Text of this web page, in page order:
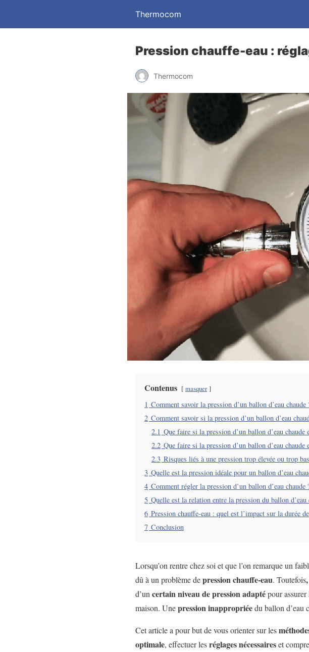
Thermocom
Pression chauffe-eau :
Thermocom
Contenus masquer
1 Comment savoir la pression d’un ballon d’eau chaude
2 Comment savoir si la pression d’un ballon d’eau
2.1 Que faire si la pression d’un ballon d’eau chaude
2.2 Que faire si la pression d’un ballon d’eau chaude
2.3 Risques liés à une pression trop élevée ou trop
3 Quelle est la pression idéale pour un ballon d’eau
4 Comment régler la pression d’un ballon d’eau chaude
5 Quelle est la relation entre la pression du ballon d’eau
6 Pression chauffe-eau : quel est l’impact sur la durée
7 Conclusion
Lorsqu’on rentre chez soi et que l’on remarque un
dû à un problème depression chauffe-eau. Toutefois
d’un certain niveau de pression adaptépour assurer
maison. Unepression inappropriéedu ballon d’eau
Cet article a pour but de vous orienter sur les
optimale, effectuer lesréglages nécessaireset